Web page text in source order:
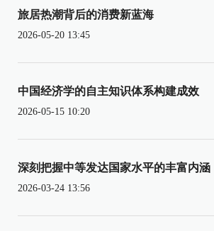
旅居热潮背后的消费新蓝海
2026-05-20 13:45
中国经济学的自主知识体系构建成效
2026-05-15 10:20
深刻把握中等发达国家水平的丰富内涵
2026-03-24 13:56